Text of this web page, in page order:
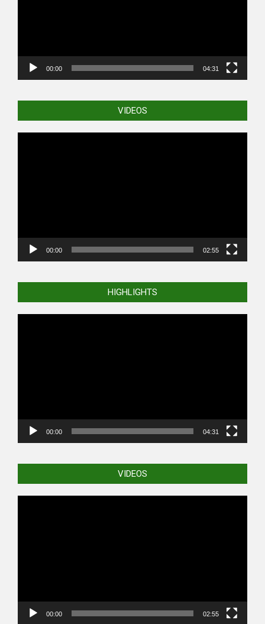
00:00 04:31
VIDEOS
00:00 02:55
HIGHLIGHTS
00:00 04:31
VIDEOS
00:00 02:55